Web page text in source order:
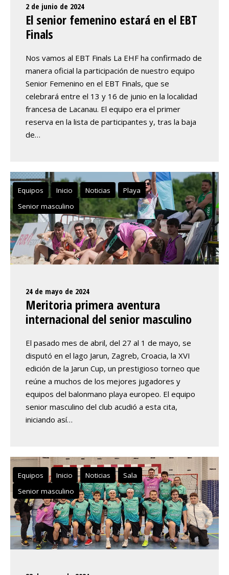
2 de junio de 2024
El senior femenino estará en el EBT
Finals
Nos vamos al EBT Finals La EHF ha confirmado de
manera oficial la participación de nuestro equipo
Senior Femenino en el EBT Finals, que se
celebrará entre el 13 y 16 de junio en la localidad
francesa de Lacanau. El equipo era el primer
reserva en la lista de participantes y, tras la baja
de…
Equipos Inicio Noticias
Playa
Senior masculino
24 de mayo de 2024
Meritoria primera aventura
internacional del senior masculino
El pasado mes de abril, del 27 al 1 de mayo, se
disputó en el lago Jarun, Zagreb, Croacia, la XVI
edición de la Jarun Cup, un prestigioso torneo que
reúne a muchos de los mejores jugadores y
equipos del balonmano playa europeo. El equipo
senior masculino del club acudió a esta cita,
iniciando así…
Equipos Inicio Noticias
Sala
Senior masculino